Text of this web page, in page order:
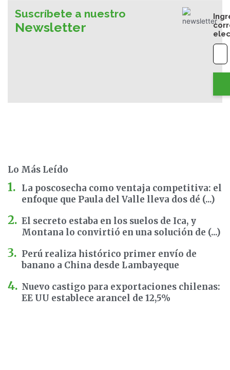
Suscríbete a nuestro
Newsletter
Lo Más Leído
La poscosecha como ventaja competitiva: el
enfoque que Paula del Valle lleva dos dé (...)
El secreto estaba en los suelos de Ica, y
Montana lo convirtió en una solución de (...)
Perú realiza histórico primer envío de
banano a China desde Lambayeque
Nuevo castigo para exportaciones chilenas:
EE UU establece arancel de 12,5%